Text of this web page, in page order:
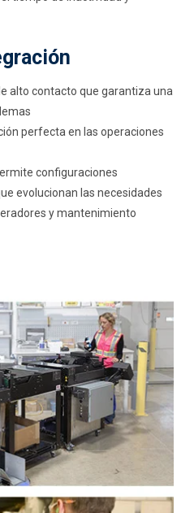
alto contacto que garantiza una
perfecta en las operaciones
configuraciones
evolucionan las necesidades
y mantenimiento